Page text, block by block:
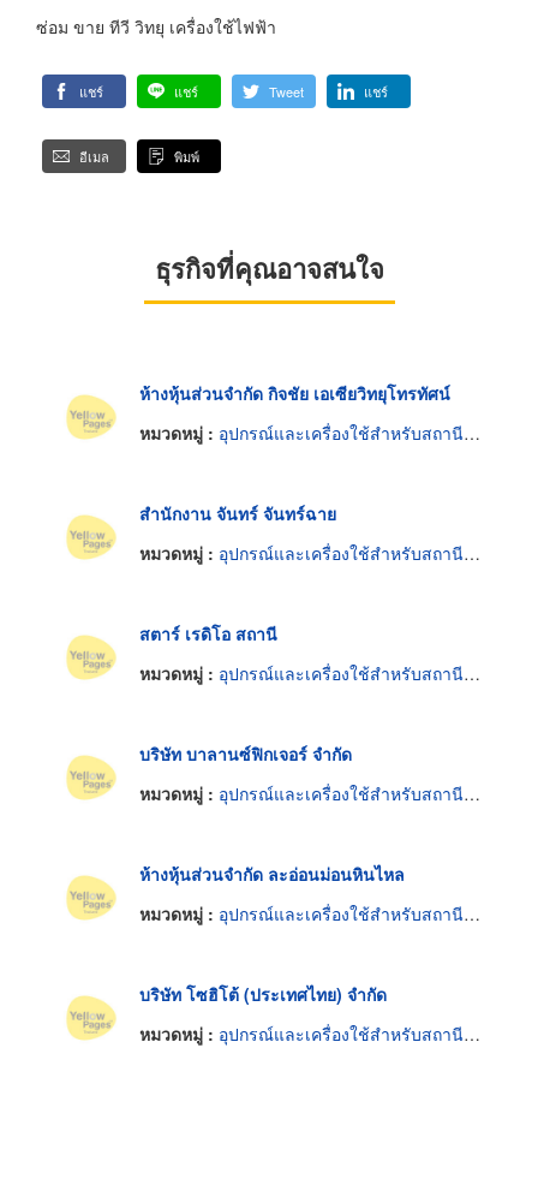
ซ่อม ขาย ทีวี วิทยุ เครื่องใช้ไฟฟ้า
แชร์ แชร์ Tweet แชร์
อีเมล พิมพ์
ธุรกิจที่คุณอาจสนใจ
ห้างหุ้นส่วนจำกัด กิจชัย เอเซียวิทยุโทรทัศน์
หมวดหมู่ : อุปกรณ์และเครื่องใช้สำหรับสถานีวิทยุและโทรทัศน์
สำนักงาน จันทร์ จันทร์ฉาย
หมวดหมู่ : อุปกรณ์และเครื่องใช้สำหรับสถานีวิทยุและโทรทัศน์
สตาร์ เรดิโอ สถานี
หมวดหมู่ : อุปกรณ์และเครื่องใช้สำหรับสถานีวิทยุและโทรทัศน์
บริษัท บาลานซ์ฟิกเจอร์ จำกัด
หมวดหมู่ : อุปกรณ์และเครื่องใช้สำหรับสถานีวิทยุและโทรทัศน์
ห้างหุ้นส่วนจำกัด ละอ่อนม่อนหินไหล
หมวดหมู่ : อุปกรณ์และเครื่องใช้สำหรับสถานีวิทยุและโทรทัศน์
บริษัท โซฮิโต้ (ประเทศไทย) จำกัด
หมวดหมู่ : อุปกรณ์และเครื่องใช้สำหรับสถานีวิทยุและโทรทัศน์